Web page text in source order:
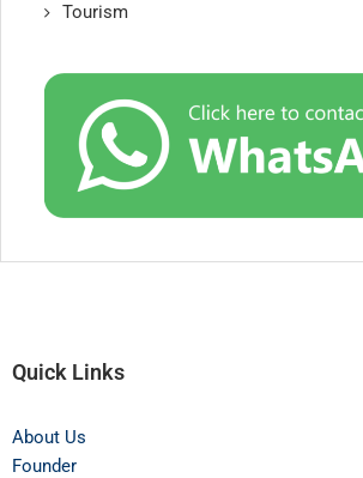
Tourism
Quick Links
About Us
Founder